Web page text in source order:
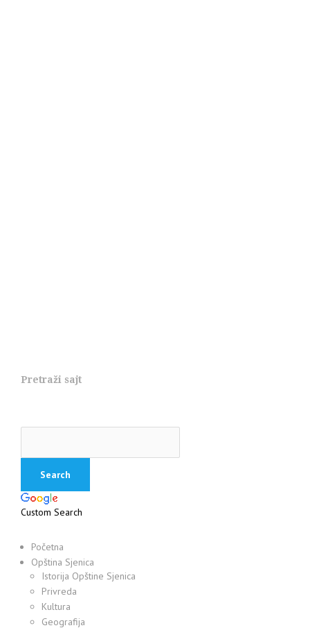
Pretraži sajt
Custom Search
Početna
Opština Sjenica
Istorija Opštine Sjenica
Privreda
Kultura
Geografija